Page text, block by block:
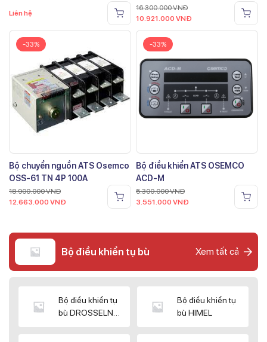
Liên hệ
16.300.000VNĐ
10.921.000 VNĐ
-33%
Bộ chuyển nguồn ATS Osemco
OSS-61 TN 4P 100A
18.900.000VNĐ
12.663.000 VNĐ
-33%
Bộ điều khiển ATS OSEMCO
ACD-M
5.300.000VNĐ
3.551.000 VNĐ
Bộ điều khiển tụ bù Xem tất cả
Bộ điều khiển tụ
bù DROSSELN
Bộ điều khiển tụ
bù HIMEL